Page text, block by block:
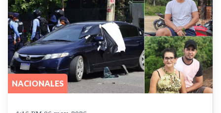
NACIONALES